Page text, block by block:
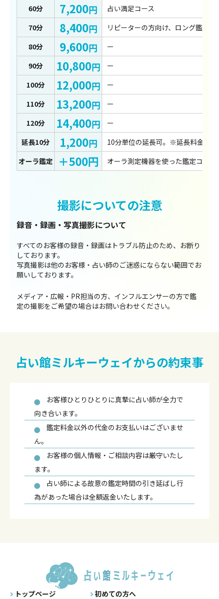
60分
7,200円
占い満足コース
70分
8,400円
リピーターの方向け、ロング鑑定ご
80分
9,600円
ー
90分
10,800円
ー
100分
12,000円
ー
110分
13,200円
ー
120分
14,400円
ー
延長10分
1,200円
10分単位の延長可。※延長料金は
オーラ鑑定
＋500円 オーラ測定機器を使った鑑定コース
撮影についての注意
録音・録画・写真撮影について
すべてのお客様の録音・録画はトラブル防止のため、お断り
しております。
写真撮影は他のお客様・占い師のご迷惑にならない範囲でお
願いしております。
メディア・広報・PR担当の方、インフルエンサーの方で鑑
定の撮影をご希望の場合はお問い合わせ ください。
占い館ミルキーウェイからの約束事
お客様ひとりひとりに真摯に占い師が全力で
向き合います。
鑑定料金以外の代金のお支払いはございませ
ん。
お客様の個人情報・ご相談内容は厳守いたし
ます。
占い師による故意の鑑定時間の引き延ばし行
為があった場合は全額返金いたします。
トップページ
初めての方へ